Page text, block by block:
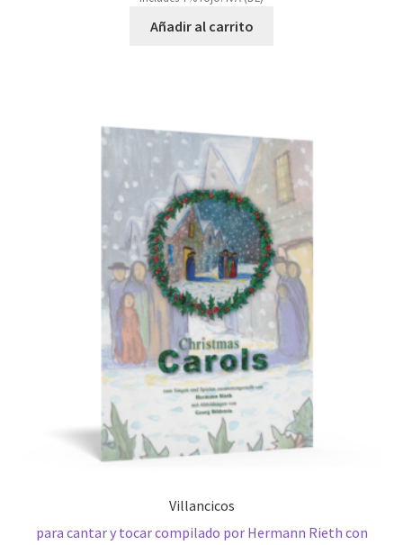
Añadir al carrito
Villancicos
para cantar y tocar compilado por Hermann Rieth con